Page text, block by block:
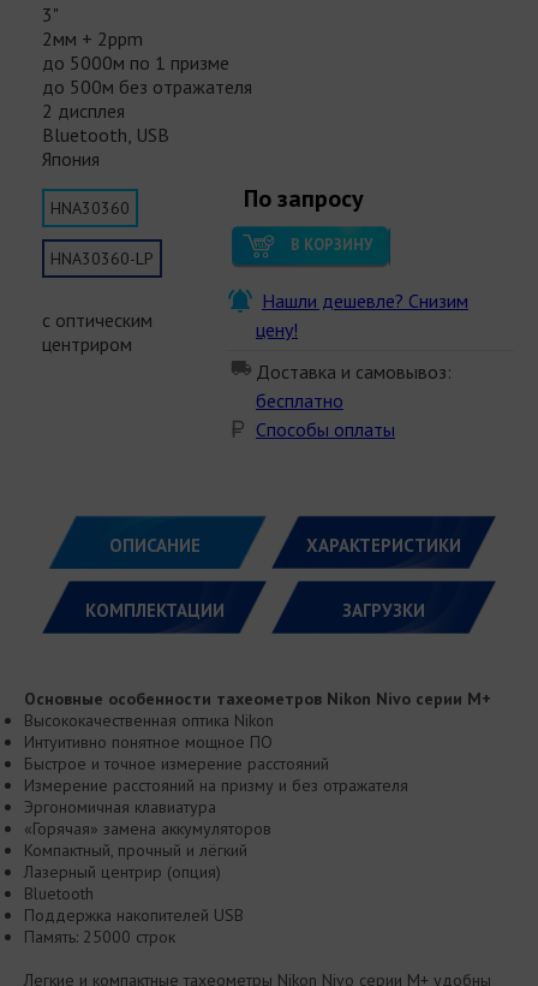
3"
2мм + 2ppm
до 5000м по 1 призме
до 500м без отражателя
2 дисплея
Bluetooth, USB
Япония
По запросу
В КОРЗИНУ
Нашли дешевле? Снизим
цену!
Доставка и самовывоз:
бесплатно
Способы оплаты
HNA30360
HNA30360-LP
с оптическим
центриром
ОПИСАНИЕ ХАРАКТЕРИСТИКИ
КОМПЛЕКТАЦИИ ЗАГРУЗКИ
Основные особенности тахеометров Nikon Nivo серии M+
Высококачественная оптика Nikon
Интуитивно понятное мощное ПО
Быстрое и точное измерение расстояний
Измерение расстояний на призму и без отражателя
Эргономичная клавиатура
«Горячая» замена аккумуляторов
Компактный, прочный и лёгкий
Лазерный центрир (опция)
Bluetooth
Поддержка накопителей USB
Память: 25000 строк
Легкие и компактные тахеометры Nikon Nivo серии M+ удобны